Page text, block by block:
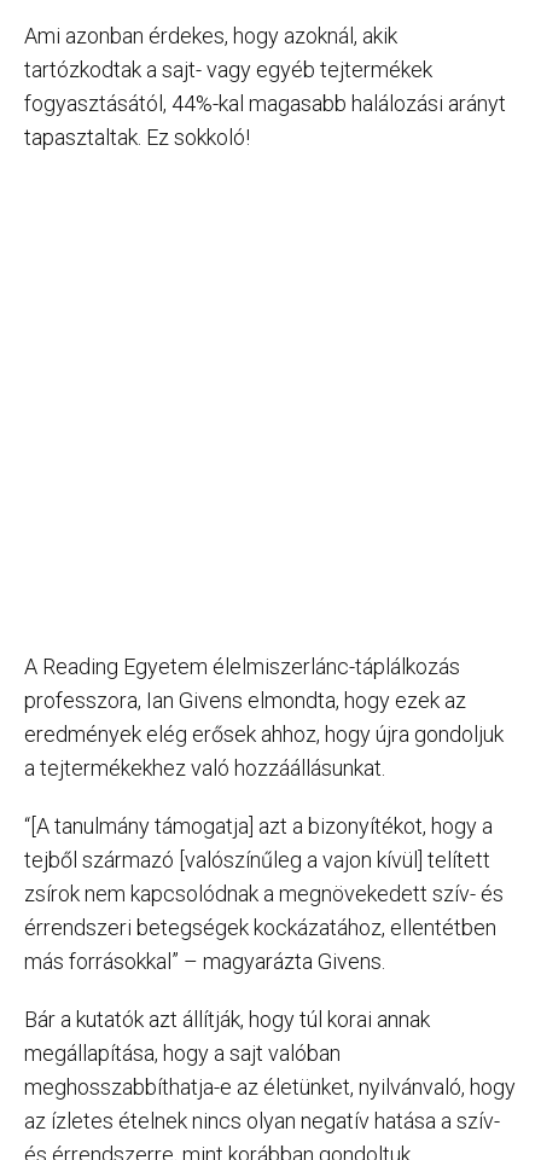
Ami azonban érdekes, hogy azoknál, akik
tartózkodtak a sajt- vagy egyéb tejtermékek
fogyasztásától, 44%-kal magasabb halálozási arányt
tapasztaltak. Ez sokkoló!
A Reading Egyetem élelmiszerlánc-táplálkozás
professzora, Ian Givens elmondta, hogy ezek az
eredmények elég erősek ahhoz, hogy újra gondoljuk
a tejtermékekhez való hozzáállásunkat.
“[A tanulmány támogatja] azt a bizonyítékot, hogy a
tejből származó [valószínűleg a vajon kívül] telített
zsírok nem kapcsolódnak a megnövekedett szív- és
érrendszeri betegségek kockázatához, ellentétben
más forrásokkal” – magyarázta Givens.
Bár a kutatók azt állítják, hogy túl korai annak
megállapítása, hogy a sajt valóban
meghosszabbíthatja-e az életünket, nyilvánvaló, hogy
az ízletes ételnek nincs olyan negatív hatása a szív-
és érrendszerre, mint korábban gondoltuk.